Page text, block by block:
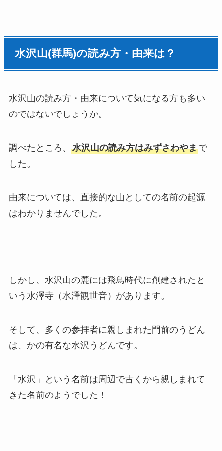
水沢山(群馬)の読み方・由来は？
水沢山の読み方・由来について気になる方も多い
のではないでしょうか。
調べたところ、 水沢山の読み方はみずさわやまで
した。
由来については、直接的な山としての名前の起源
はわかりませんでした。
しかし、水沢山の麓には飛鳥時代に創建されたと
いう水澤寺（水澤観世音）があります。
そして、多くの参拝者に親しまれた門前のうどん
は、かの有名な水沢うどんです。
「水沢」という名前は周辺で古くから親しまれて
きた名前のようでした！